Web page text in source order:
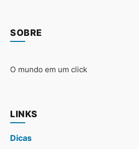
SOBRE
O mundo em um click
LINKS
Dicas